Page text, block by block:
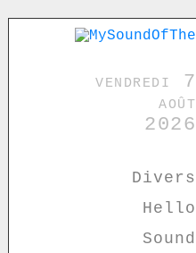
vendredi 7
août
2026
Divers
Hello
Sound